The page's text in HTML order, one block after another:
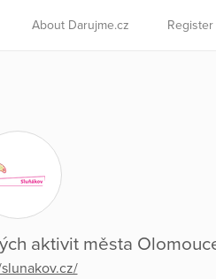
About Darujme.cz
aktivit města